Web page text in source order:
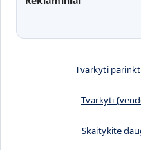
Tvarkyti
Tvarkyti
Skaitykite